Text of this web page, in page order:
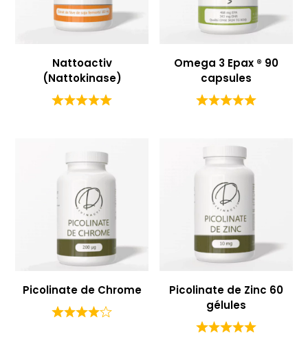
Nattoactiv
(Nattokinase)
Omega 3 Epax ® 90
capsules
Picolinate de Chrome
Picolinate de Zinc 60
gélules